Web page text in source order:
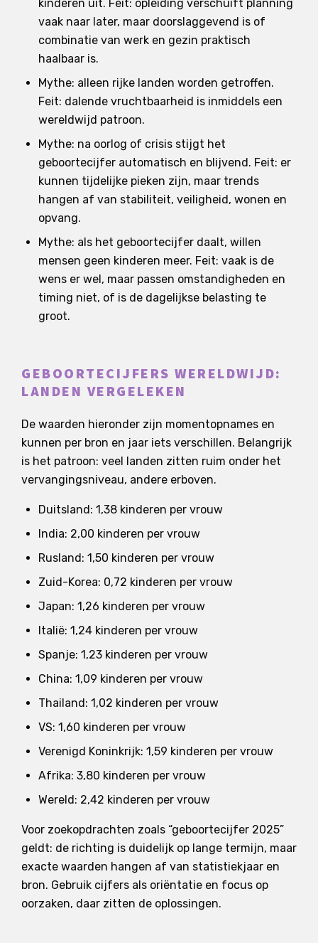
kinderen uit. Feit: opleiding verschuift planning
vaak naar later, maar doorslaggevend is of
combinatie van werk en gezin praktisch
haalbaar is.
Mythe: alleen rijke landen worden getroffen.
Feit: dalende vruchtbaarheid is inmiddels een
wereldwijd patroon.
Mythe: na oorlog of crisis stijgt het
geboortecijfer automatisch en blijvend. Feit: er
kunnen tijdelijke pieken zijn, maar trends
hangen af van stabiliteit, veiligheid, wonen en
opvang.
Mythe: als het geboortecijfer daalt, willen
mensen geen kinderen meer. Feit: vaak is de
wens er wel, maar passen omstandigheden en
timing niet, of is de dagelijkse belasting te
groot.
GEBOORTECIJFERS WERELDWIJD:
LANDEN VERGELEKEN
De waarden hieronder zijn momentopnames en
kunnen per bron en jaar iets verschillen. Belangrijk
is het patroon: veel landen zitten ruim onder het
vervangingsniveau, andere erboven.
Duitsland: 1,38 kinderen per vrouw
India: 2,00 kinderen per vrouw
Rusland: 1,50 kinderen per vrouw
Zuid-Korea: 0,72 kinderen per vrouw
Japan: 1,26 kinderen per vrouw
Italië: 1,24 kinderen per vrouw
Spanje: 1,23 kinderen per vrouw
China: 1,09 kinderen per vrouw
Thailand: 1,02 kinderen per vrouw
VS: 1,60 kinderen per vrouw
Verenigd Koninkrijk: 1,59 kinderen per vrouw
Afrika: 3,80 kinderen per vrouw
Wereld: 2,42 kinderen per vrouw
Voor zoekopdrachten zoals “geboortecijfer 2025”
geldt: de richting is duidelijk op lange termijn, maar
exacte waarden hangen af van statistiekjaar en
bron. Gebruik cijfers als oriëntatie en focus op
oorzaken, daar zitten de oplossingen.